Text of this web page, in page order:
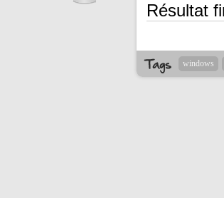
Résultat
windows